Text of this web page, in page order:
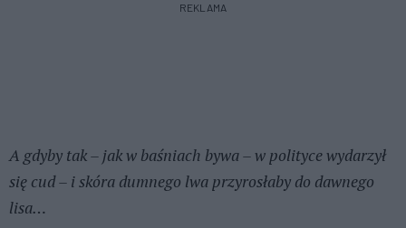
REKLAMA
A gdyby tak – jak w baśniach bywa – w polityce wydarzył
się cud – i skóra dumnego lwa przyrosłaby do dawnego
lisa…